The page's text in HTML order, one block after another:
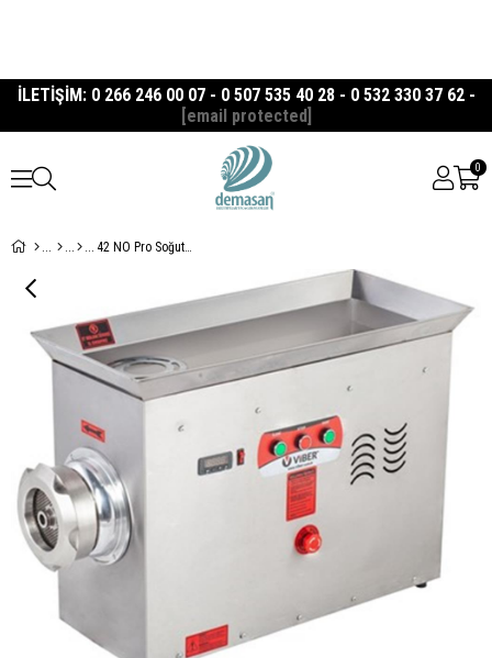
İLETİŞİM: 0 266 246 00 07 - 0 507 535 40 28 - 0 532 330 37 62 -
[email protected]
0
42 NO Pro Soğutmalı Et Kıyma Makinesi